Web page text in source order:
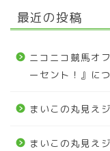
最近の投稿
ニコニコ競馬オ
ーセント！』に
まいこの丸見
まいこの丸見